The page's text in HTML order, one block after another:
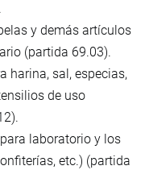
.
y demás artículos
(partida 69.03).
harina, sal, especias,
de uso
laboratorio y los
etc.) (partida